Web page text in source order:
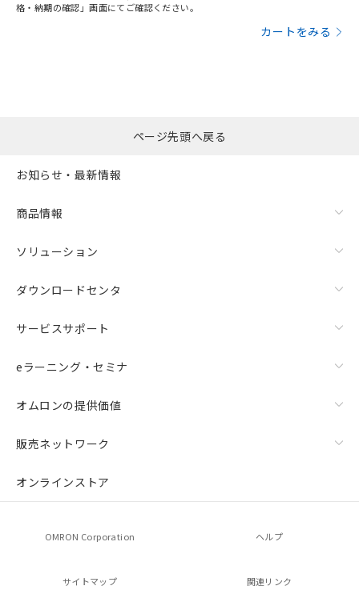
格・納期の確認」画面にてご確認ください。
カートをみる
ページ先頭へ戻る
お知らせ・最新情報
商品情報
ソリューション
ダウンロードセンタ
サービスサポート
eラーニング・セミナ
オムロンの提供価値
販売ネットワーク
オンラインストア
OMRON Corporation ヘルプ
サイトマップ 関連リンク